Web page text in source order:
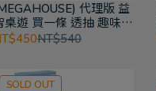
代理版 益
桌遊 買一條 透抽 趣味拼
NT$540
SOLD OUT